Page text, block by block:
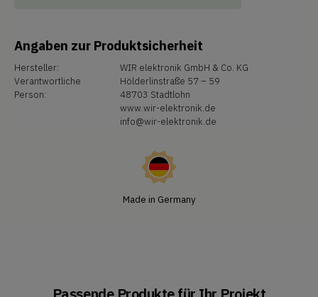
Angaben zur Produktsicherheit
Hersteller:
WIR elektronik GmbH & Co. KG
Verantwortliche
Person:
Hölderlinstraße 57 – 59
48703 Stadtlohn
www.wir-elektronik.de
info@wir-elektronik.de
Made in Germany